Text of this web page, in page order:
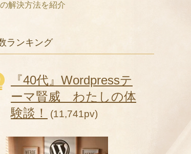
解決方法を紹介
ランキング
『40代』Wordpressテ
ーマ賢威 わたしの体
験談！
(11,741pv)